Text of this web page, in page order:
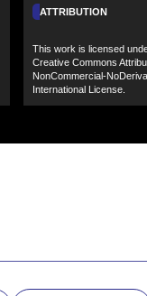
ATTRIBUTION
This work is licensed
Creative Commons
NonCommercial-
International License.